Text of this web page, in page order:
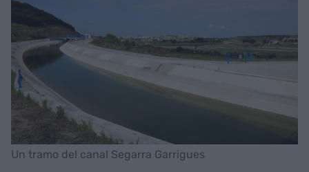
Un tramo del canal Segarra Garrigues